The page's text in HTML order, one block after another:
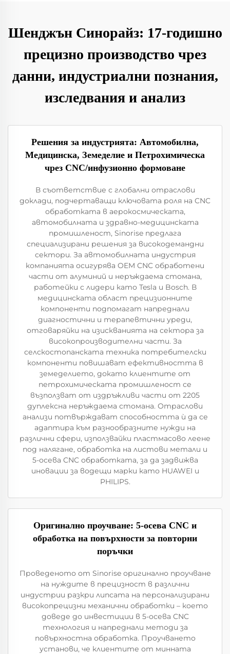
Шенджън Синорайз: 17-годишно
прецизно производство чрез
данни, индустриални познания,
изследвания и анализ
Решения за индустрията: Автомобилна,
Медицинска, Земеделие и Петрохимическа
чрез CNC/инфузионно формоване
В съответствие с глобални отраслови
доклади, подчертаващи ключовата роля на CNC
обработката в аерокосмическата,
автомобилната и здравно-медицинската
промишленост, Sinorise предлага
специализирани решения за високодемандни
сектори. За автомобилната индустрия
компанията осигурява OEM CNC обработени
части от алуминий и неръждаема стомана,
работейки с лидери като Tesla и Bosch. В
медицинската област прецизионните
компоненти подпомагат напреднали
диагностични и терапевтични уреди,
отговаряйки на изискванията на сектора за
високопроизводителни части. За
селскостопанската техника потребителски
компоненти повишават ефективността в
земеделието, докато клиентите от
петрохимическата промишленост се
възползват от издръжливи части от 2205
дуплексна неръждаема стомана. Отраслови
анализи потвърждават способността ѝ да се
адаптира към разнообразните нужди на
различни сфери, използвайки пластмасово леене
под налягане, обработка на листови метали и
5-осева CNC обработката, за да задвижва
иновации за водещи марки като HUAWEI и
PHILIPS.
Оригинално проучване: 5-осева CNC и
обработка на повърхности за повторни
поръчки
Проведеното от Sinorise оригинално проучване
на нуждите в прецизност в различни
индустрии разкри липсата на персонализирани
високопрецизни механични обработки – което
доведе до инвестиции в 5-осева CNC
технология и напреднали методи за
повърхностна обработка. Проучването
установи, че клиентите от минната